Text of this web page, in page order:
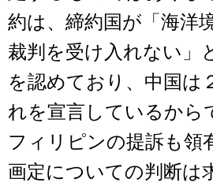
約は、締約国が「海洋
裁判を受け入れない」
を認めており、中国は
れを宣言しているから
フィリピンの提訴も領
画定についての判断は